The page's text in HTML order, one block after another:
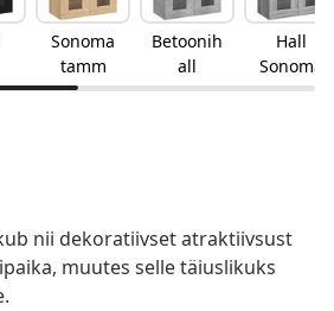
Sonoma
tamm
Betoonih
all
Hall
Sonoma
nii dekoratiivset atraktiivsust
muutes selle täiuslikuks